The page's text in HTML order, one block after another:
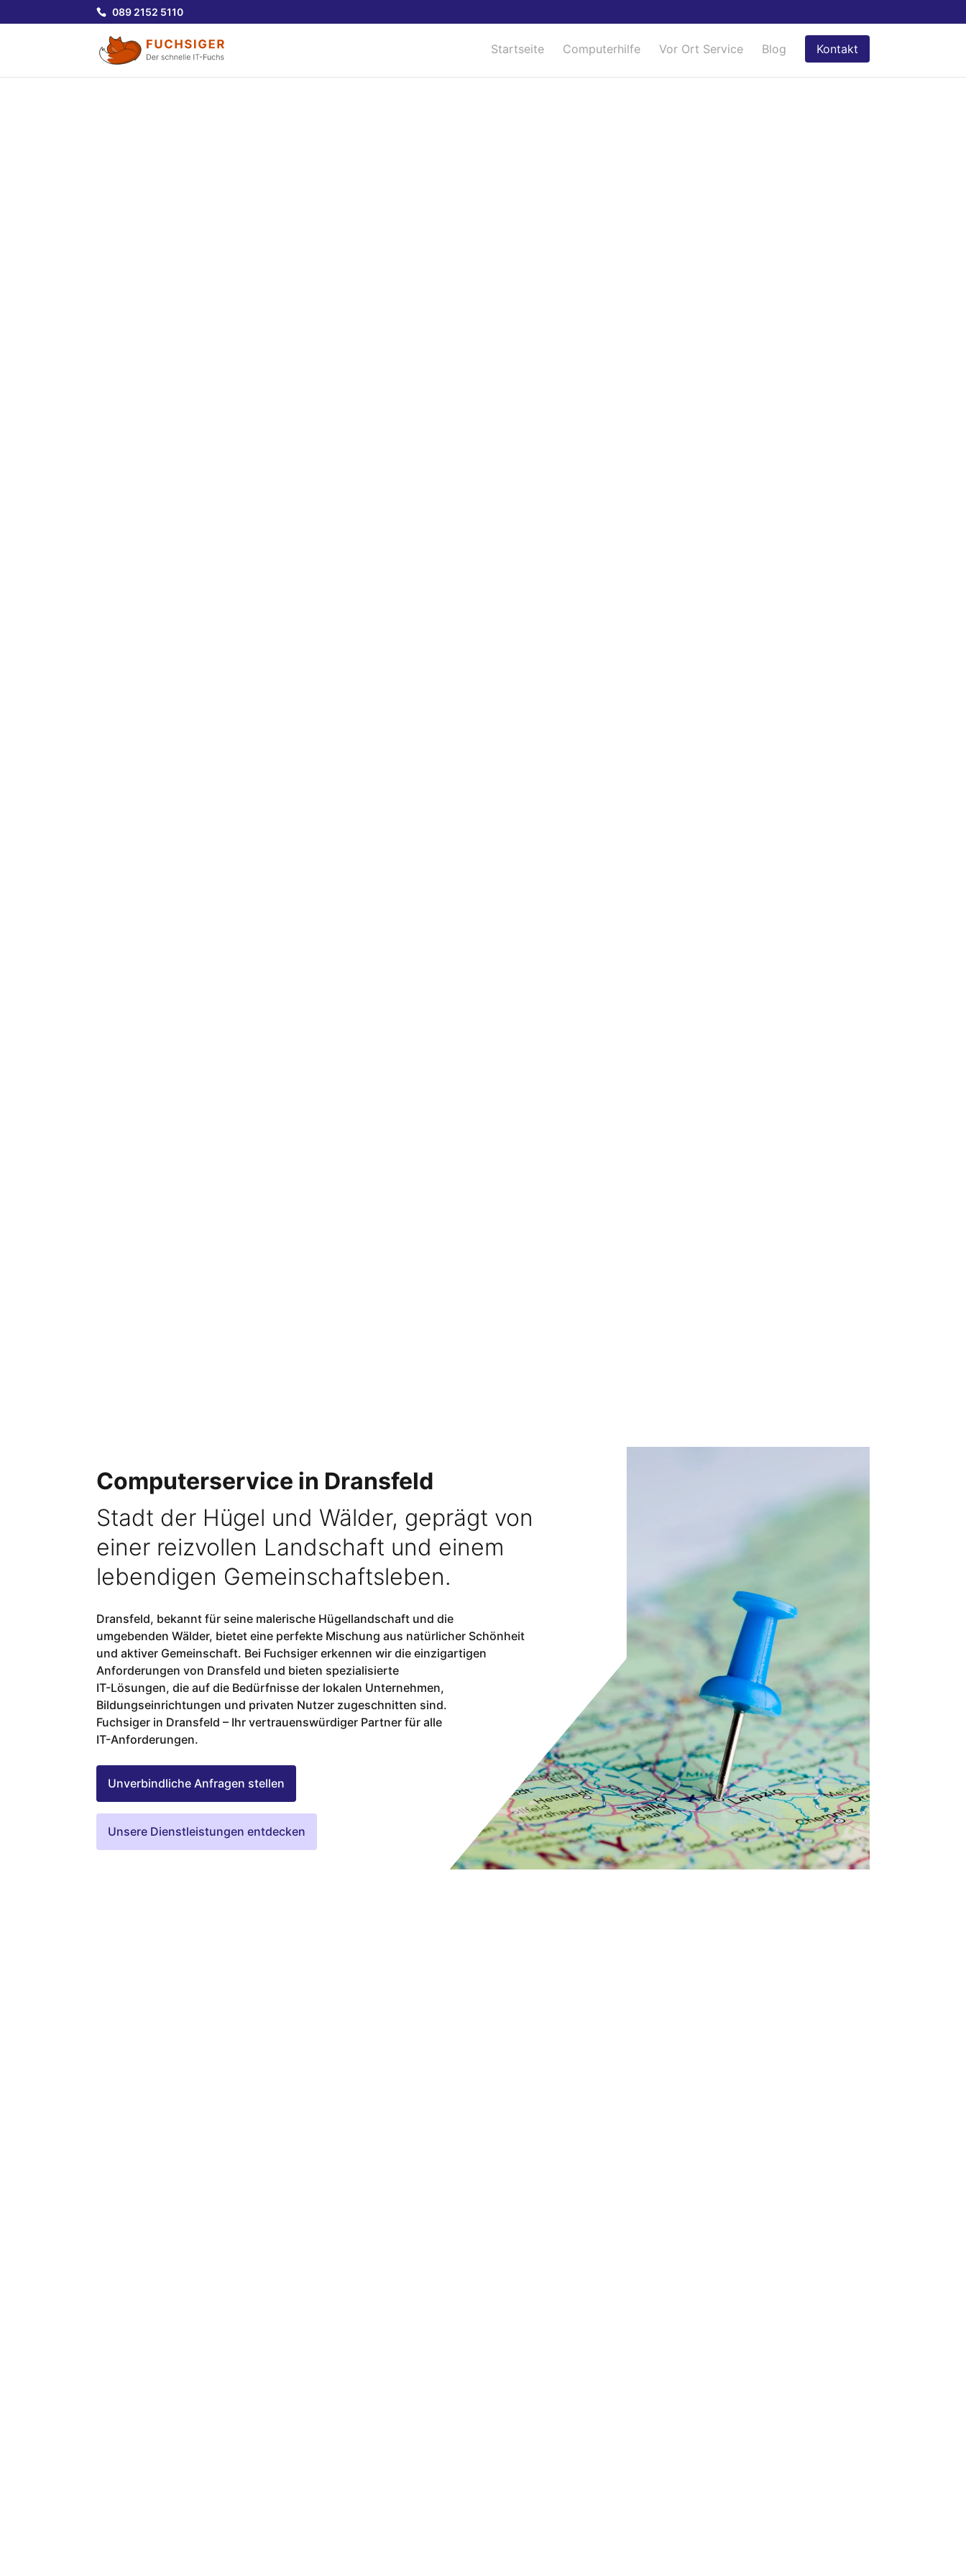
089 2152 5110
Startseite Computerhilfe Vor Ort Service Blog Kontakt
Computerservice in Dransfeld
Stadt der Hügel und Wälder, geprägt von
einer reizvollen Landschaft und einem
lebendigen Gemeinschaftsleben.
Dransfeld, bekannt für seine malerische Hügellandschaft und die
umgebenden Wälder, bietet eine perfekte Mischung aus natürlicher Schönheit
und aktiver Gemeinschaft. Bei Fuchsiger erkennen wir die einzigartigen
Anforderungen von Dransfeld und bieten spezialisierte
IT-Lösungen, die auf die Bedürfnisse der lokalen Unternehmen,
Bildungseinrichtungen und privaten Nutzer zugeschnitten sind.
Fuchsiger in Dransfeld – Ihr vertrauenswürdiger Partner für alle
IT-Anforderungen.
Unverbindliche Anfragen stellen
Unsere Dienstleistungen entdecken